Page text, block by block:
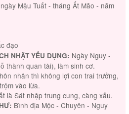
Mậu Tuất - tháng Ất Mão - năm
đạo
NHẬT YẾU DỤNG: Ngày Nguy -
thành quan tài), làm sinh cơ.
nhân thì không lợi con trai trưởng,
vào lừa.
là Sát nhập trung cung, càng xấu.
Bình địa Mộc - Chuyên - Nguy